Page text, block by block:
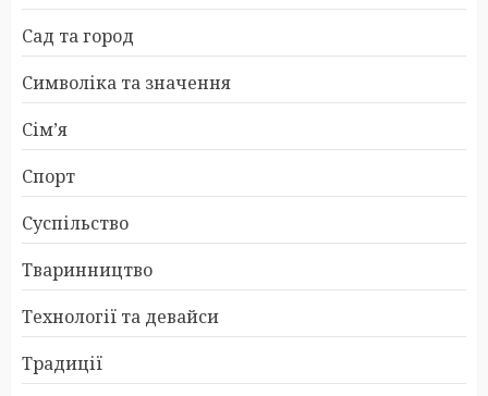
Сад та город
Символіка та значення
Сім’я
Спорт
Суспільство
Тваринництво
Технології та девайси
Традиції